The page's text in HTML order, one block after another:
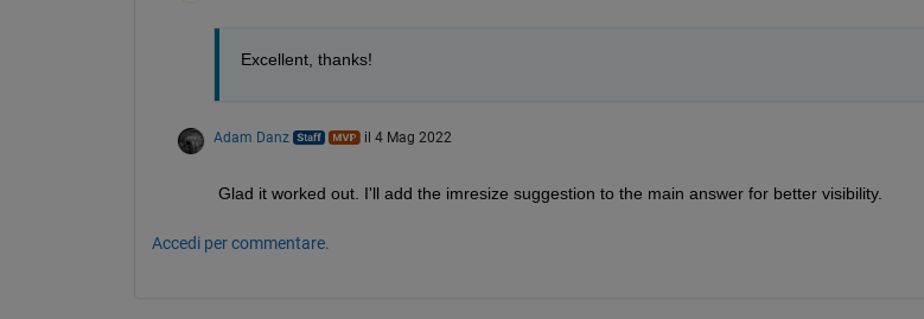
Excellent, thanks!
Adam Danz il 4 Mag 2022
Glad it worked out. I'll add the imresize suggestion to the main answer for better visibility.
Accedi per commentare.